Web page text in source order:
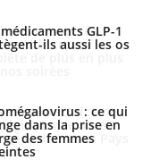
GLP-1
ils aussi les os
: ce qui
dans la prise en
des femmes